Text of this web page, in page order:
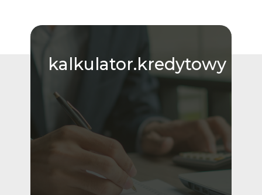
kalkulator.kredytowy